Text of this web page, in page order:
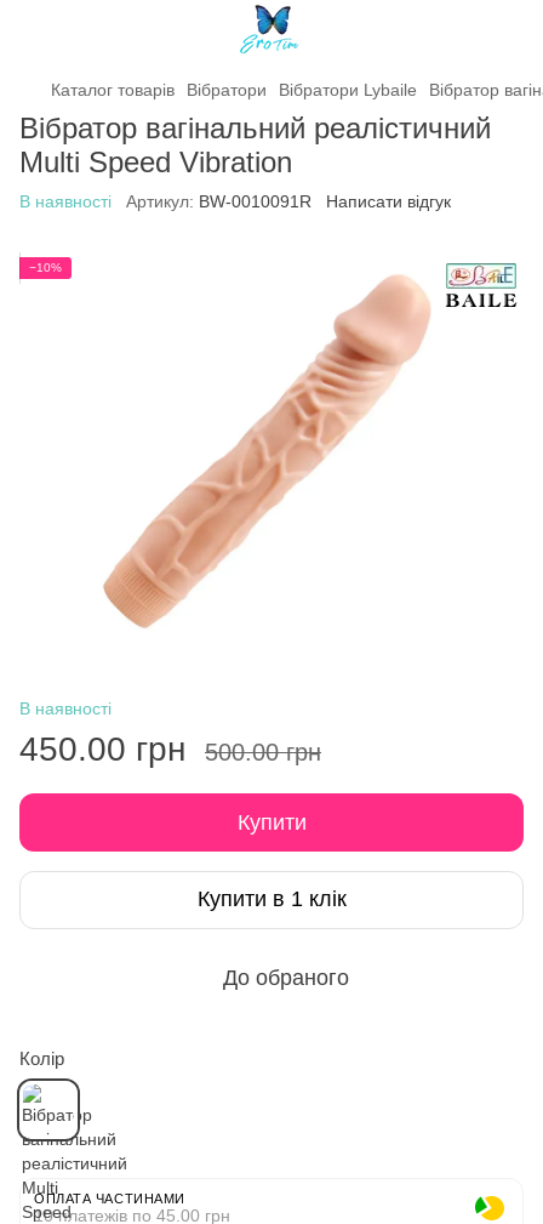
Каталог товарів Вібратори Вібратори Lybaile Вібратор
Вібратор вагінальний реалістичний
Multi Speed Vibration
В наявності Артикул: BW-0010091R Написати відгук
−10%
В наявності
450.00 грн 500.00 грн
Купити
Купити в 1 клік
До обраного
Колір
ОПЛАТА ЧАСТИНАМИ
10 платежів по 45.00 грн